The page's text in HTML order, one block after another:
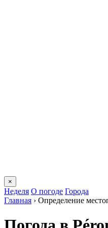
×
Неделя О погоде Города
Главная › Определение